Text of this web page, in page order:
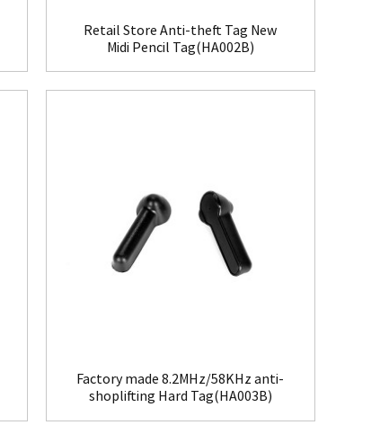
Retail Store Anti-theft Tag New
Midi Pencil Tag(HA002B)
Factory made 8.2MHz/58KHz anti-
shoplifting Hard Tag(HA003B)